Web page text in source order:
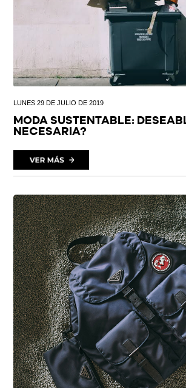
LUNES 29 DE JULIO DE 2019
MODA SUSTENTABLE:
NECESARIA?